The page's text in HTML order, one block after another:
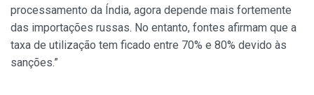
processamento da Índia, agora depende mais fortemente
das importações russas. No entanto, fontes afirmam que a
taxa de utilização tem ficado entre 70% e 80% devido às
sanções.”